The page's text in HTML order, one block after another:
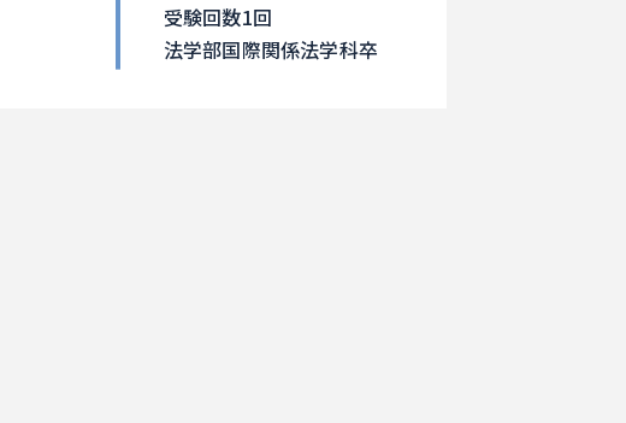
受験回数1回
法学部国際関係法学科卒